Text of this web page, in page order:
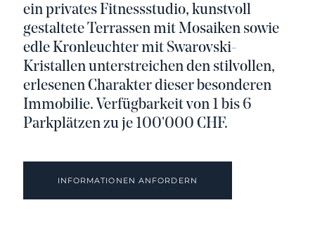
ein privates Fitnessstudio, kunstvoll
gestaltete Terrassen mit Mosaiken sowie
edle Kronleuchter mit Swarovski-
Kristallen unterstreichen den stilvollen,
erlesenen Charakter dieser besonderen
Immobilie. Verfügbarkeit von 1 bis 6
Parkplätzen zu je 100'000 CHF.
INFORMATIONEN ANFORDERN